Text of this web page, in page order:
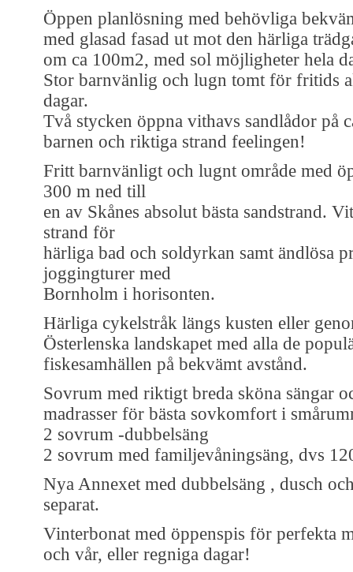
Öppen planlösning med behövliga
med glasad fasad ut mot den härliga
om ca 100m2, med sol möjligheter hela
Stor barnvänlig och lugn tomt för fritids
dagar.
Två stycken öppna vithavs sandlådor på
barnen och riktiga strand feelingen!
Fritt barnvänligt och lugnt område med
300 m ned till
en av Skånes absolut bästa sandstrand.
strand för
härliga bad och soldyrkan samt ändlösa
joggingturer med
Bornholm i horisonten.
Härliga cykelstråk längs kusten eller
Österlenska landskapet med alla de
fiskesamhällen på bekvämt avstånd.
Sovrum med riktigt breda sköna sängar
madrasser för bästa sovkomfort i
2 sovrum -dubbelsäng
2 sovrum med familjevåningsäng, dvs
Nya Annexet med dubbelsäng , dusch
separat.
Vinterbonat med öppenspis för perfekta
och vår, eller regniga dagar!